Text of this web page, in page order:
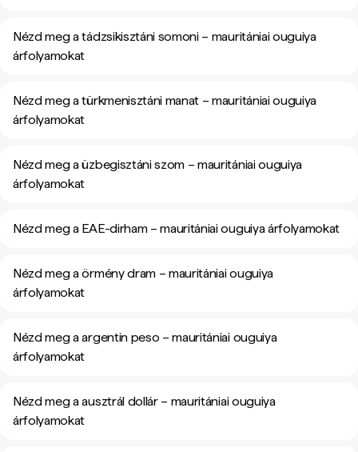
Nézd meg a tádzsikisztáni somoni – mauritániai ouguiya
árfolyamokat
Nézd meg a türkmenisztáni manat – mauritániai ouguiya
árfolyamokat
Nézd meg a üzbegisztáni szom – mauritániai ouguiya
árfolyamokat
Nézd meg a EAE-dirham – mauritániai ouguiya árfolyamokat
Nézd meg a örmény dram – mauritániai ouguiya
árfolyamokat
Nézd meg a argentin peso – mauritániai ouguiya
árfolyamokat
Nézd meg a ausztrál dollár – mauritániai ouguiya
árfolyamokat